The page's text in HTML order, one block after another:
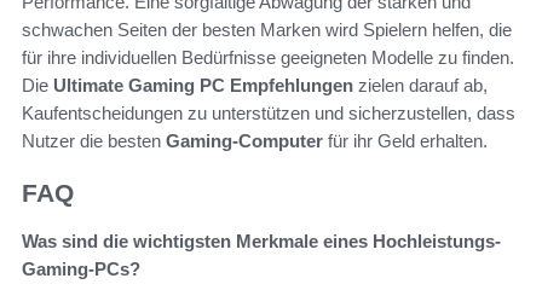
schwachen Seiten der besten Marken wird Spielern helfen, die
für ihre individuellen Bedürfnisse geeigneten Modelle zu finden.
Die Ultimate Gaming PC Empfehlungen zielen darauf ab,
Kaufentscheidungen zu unterstützen und sicherzustellen, dass
Nutzer die besten Gaming-Computer für ihr Geld erhalten.
FAQ
Was sind die wichtigsten Merkmale eines Hochleistungs-
Gaming-PCs?